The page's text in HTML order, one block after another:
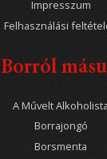
Impresszum
Felhasználási
Borról
A Művelt Alkoholista
Borrajongó
Borsmenta